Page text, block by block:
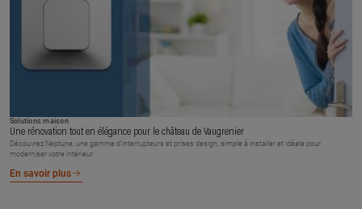
Solutions maison
Une rénovation tout en élégance pour le château de Vaugrenier
Découvrez Neptune, une gamme d’interrupteurs et prises design, simple à installer et idéale pour
moderniser votre intérieur.
En savoir plus